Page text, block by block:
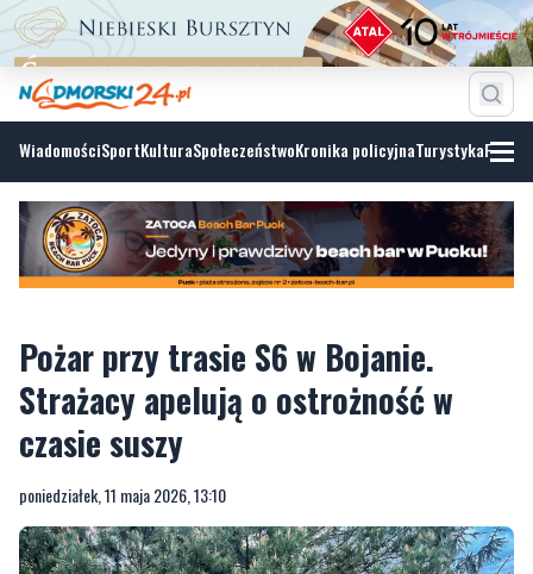
WiadomościSportKulturaSpołeczeństwoKronika policyjnaTurystyka
Pożar przy trasie S6 w Bojanie.
Strażacy apelują o ostrożność w
czasie suszy
poniedziałek, 11 maja 2026, 13:10